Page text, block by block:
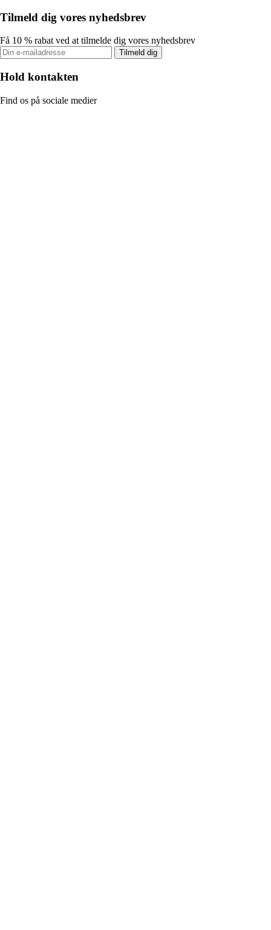
Tilmeld dig vores nyhedsbrev
Få 10 % rabat ved at tilmelde dig vores nyhedsbrev
Tilmeld dig
Hold kontakten
Find os på sociale medier